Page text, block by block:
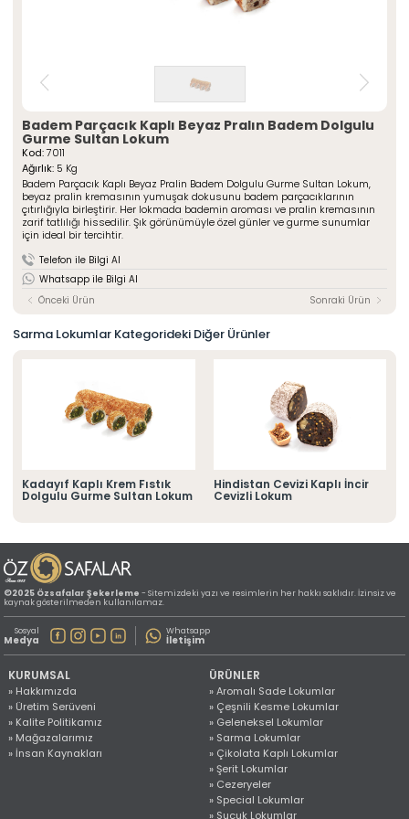
Kurumsal
» Hakkımızda
» Üretim Serüveni
» Kalite Politikamız
» İnsan Kaynakları
» Mağazalarımız
MULTIMEDYA
» İleitşim Bilgilerimiz
» Konum Bilgilerimiz
» Şerit Lokumlar
» Special Lokumlar
» Sucuk Lokumlar
» Special Paketli Lokumlar
» Geleneksel Paketli Lokumlar
Tüm hakkı saklıdır. Sitemizde kullanılan tüm içerik ve görseller
©2025 Özsafalar Şekerleme'ye ait olup izinsiz kullanımı hukuki yaptırıma tabidir.
ÖZSAFALAR
Hakkımızda
Üretim Serüveni
Kalite Politikamız
Mağazalarımız
Foto Galeri
İletişim
Badem Parçacık Kaplı Beyaz Pralın Badem Dolgulu
Gurme Sultan Lokum
Kod:7011
Ağırlık: 5 Kg
Badem Parçacık Kaplı Beyaz Pralin Badem Dolgulu Gurme Sultan Lokum,
beyaz pralin kremasının yumuşak dokusunu badem parçacıklarının
çıtırlığıyla birleştirir. Her lokmada bademin aroması ve pralin kremasının
zarif tatlılığı hissedilir. Şık görünümüyle özel günler ve gurme sunumlar
için ideal bir tercihtir.
Telefon ile Bilgi Al
Whatsapp ile Bilgi Al
Önceki Ürün
Sonraki Ürün
Sarma Lokumlar Kategorideki Diğer Ürünler
Kadayıf Kaplı Krem Fıstık
Dolgulu Gurme Sultan Lokum
Hindistan Cevizi Kaplı İncir
Cevizli Lokum
©2025 Özsafalar Şekerleme- Sitemizdeki yazı ve resimlerin her hakkı saklıdır. İzinsiz ve
kaynak gösterilmeden kullanılamaz.
Sosyal
Medya
Whatsapp
İletişim
KURUMSAL
» Hakkımızda
» Üretim Serüveni
» Kalite Politikamız
» Mağazalarımız
» İnsan Kaynakları
ÜRÜNLER
» Aromalı Sade Lokumlar
» Çeşnili Kesme Lokumlar
» Geleneksel Lokumlar
» Sarma Lokumlar
» Çikolata Kaplı Lokumlar
» Şerit Lokumlar
» Cezeryeler
» Special Lokumlar
» Sucuk Lokumlar